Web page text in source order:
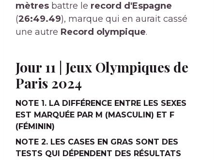
mètres battre le record d'Espagne
(26:49.49), marque qui en aurait cassé
une autre Record olympique.
Jour 11 | Jeux Olympiques de
Paris 2024
NOTE 1. LA DIFFÉRENCE ENTRE LES SEXES
EST MARQUÉE PAR M (MASCULIN) ET F
(FÉMININ)
NOTE 2. LES CASES EN GRAS SONT DES
TESTS QUI DÉPENDENT DES RÉSULTATS